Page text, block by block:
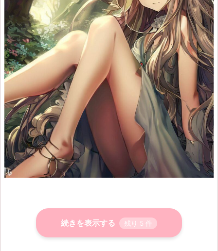
続きを表示する 残り 5 件